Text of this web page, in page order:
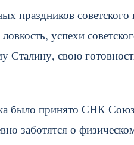
праздников советского
успехи
Сталину, свою
было принято СНК
заботятся о